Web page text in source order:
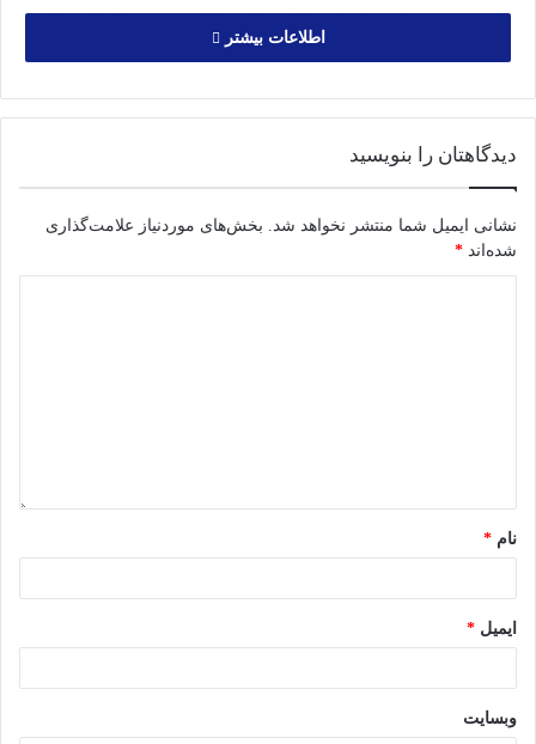
دولتی و هزینه ای و خدمات بانکی را نیز ارائه می‌دهند که این دفاتر و
شرکت های فعال در این حوزه با پیگیری اخبار و آگهی های به روز
خدمات پستی اداره پست
: شرکت پست با هدف دستیابی عموم مردم به خدمات پستی در
اطلاعات بیشتر
دیدگاهتان را بنویسید
نشانی ایمیل شما منتشر نخواهد شد. بخش‌های موردنیاز علامت‌گذاری
شده‌اند *
نام *
ایمیل *
وبسایت